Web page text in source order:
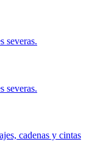
severas.
severas.
cadenas y cintas